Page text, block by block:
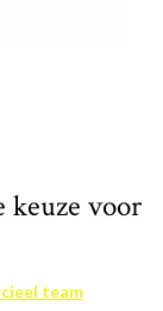
keuze voor
team